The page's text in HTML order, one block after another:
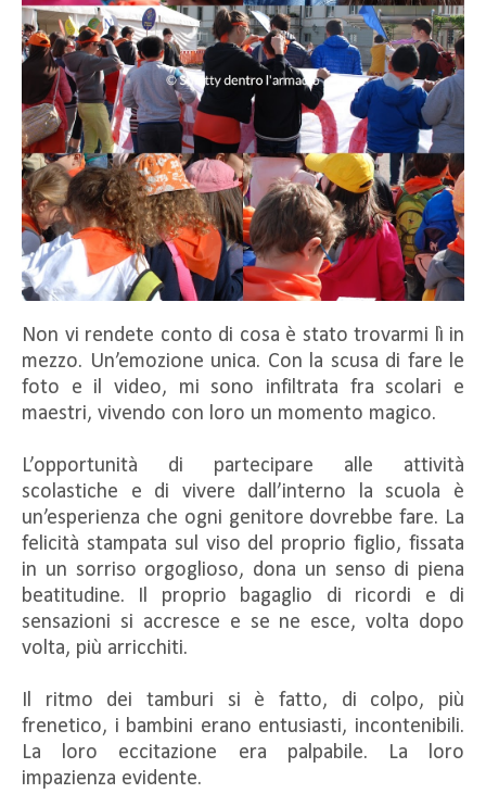
Non vi rendete conto di cosa è stato trovarmi lì in
mezzo. Un’emozione unica. Con la scusa di fare le
foto e il video, mi sono infiltrata fra scolari e
maestri, vivendo con loro un momento magico.
L’opportunità di partecipare alle attività
scolastiche e di vivere dall’interno la scuola è
un’esperienza che ogni genitore dovrebbe fare. La
felicità stampata sul viso del proprio figlio, fissata
in un sorriso orgoglioso, dona un senso di piena
beatitudine. Il proprio bagaglio di ricordi e di
sensazioni si accresce e se ne esce, volta dopo
volta, più arricchiti.
Il ritmo dei tamburi si è fatto, di colpo, più
frenetico, i bambini erano entusiasti, incontenibili.
La loro eccitazione era palpabile. La loro
impazienza evidente.